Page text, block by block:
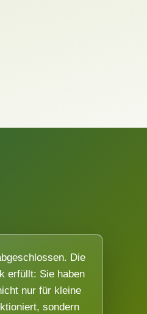
Die
erfüllt: Sie haben
nur für kleine
sondern